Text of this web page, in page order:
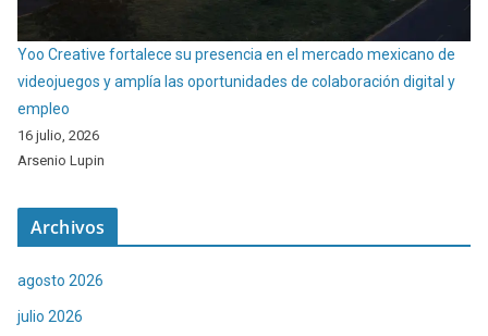
Yoo Creative fortalece su presencia en el mercado mexicano de
videojuegos y amplía las oportunidades de colaboración digital y
empleo
16 julio, 2026
Arsenio Lupin
Archivos
agosto 2026
julio 2026